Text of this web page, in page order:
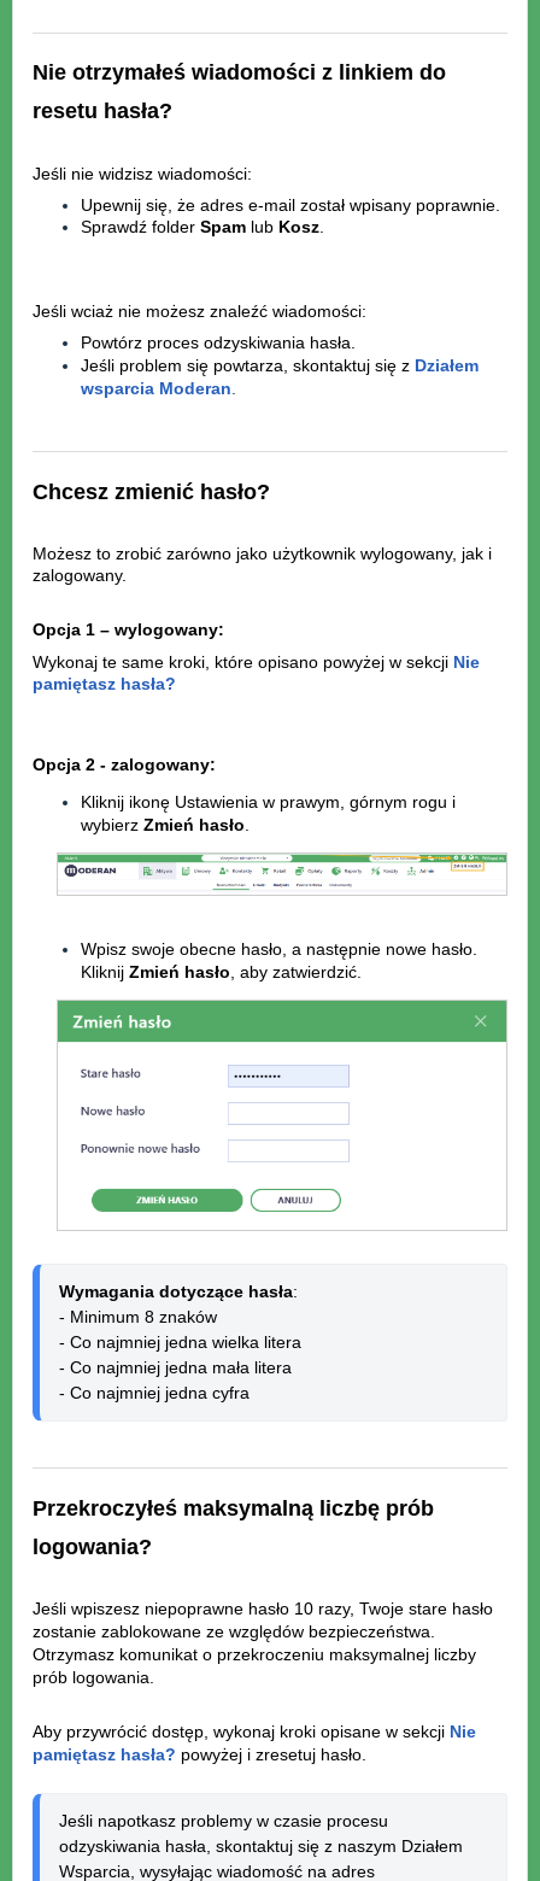
Nie otrzymałeś wiadomości z linkiem do
resetu hasła?
Jeśli nie widzisz wiadomości:
Upewnij się, że adres e-mail został wpisany poprawnie.
Sprawdź folder Spam lub Kosz.
Jeśli wciaż nie możesz znaleźć wiadomości:
Powtórz proces odzyskiwania hasła.
Jeśli problem się powtarza, skontaktuj się z Działem
wsparcia Moderan.
Chcesz zmienić hasło?
Możesz to zrobić zarówno jako użytkownik wylogowany, jak i
zalogowany.
Opcja 1 – wylogowany:
Wykonaj te same kroki, które opisano powyżej w sekcji Nie
pamiętasz hasła?
Opcja 2 - zalogowany:
Kliknij ikonę Ustawienia w prawym, górnym rogu i
wybierz Zmień hasło
Wpisz swoje obecne hasło, a następnie nowe hasło.
Kliknij Zmień hasło, aby zatwierdzić.
Wymagania dotyczące hasła:
- Minimum 8 znaków
- Co najmniej jedna wielka litera
- Co najmniej jedna mała litera
- Co najmniej jedna cyfra
Przekroczyłeś maksymalną liczbę prób
logowania?
Jeśli wpiszesz niepoprawne hasło 10 razy, Twoje stare hasło
zostanie zablokowane ze względów bezpieczeństwa.
Otrzymasz komunikat o przekroczeniu maksymalnej liczby
prób logowania.
Aby przywrócić dostęp, wykonaj kroki opisane w sekcji Nie
pamiętasz hasła? powyżej i zresetuj hasło.
Jeśli napotkasz problemy w czasie procesu
odzyskiwania hasła, skontaktuj się z naszym Działem
Wsparcia, wysyłając wiadomość na adres